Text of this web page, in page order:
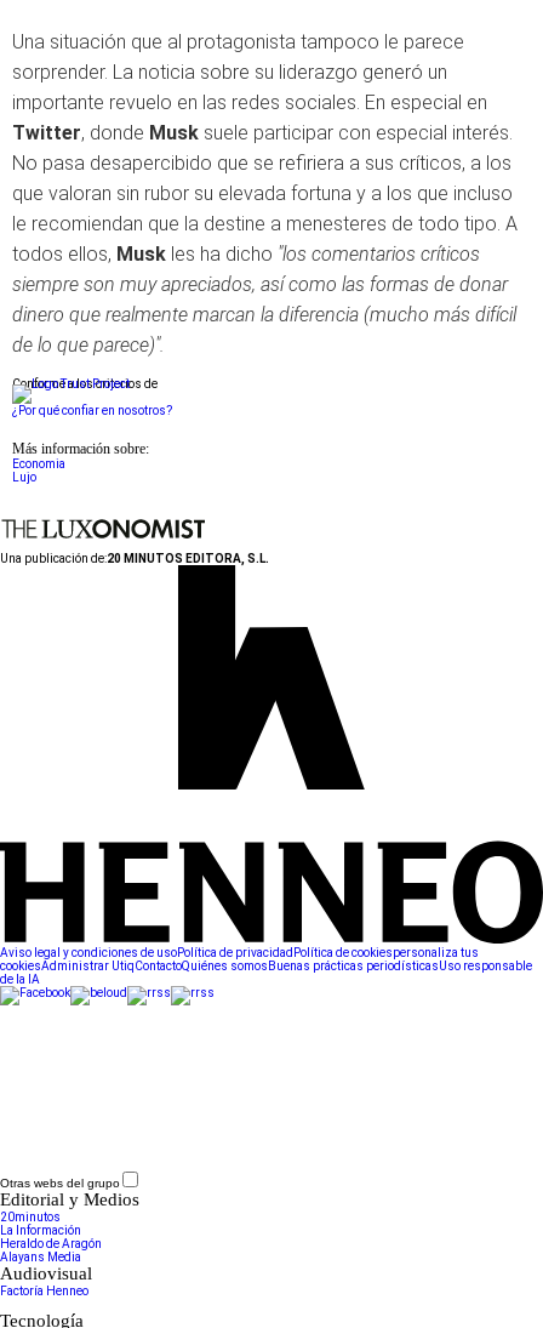
Una situación que al protagonista tampoco le parece
sorprender. La noticia sobre su liderazgo generó un
importante revuelo en las redes sociales. En especial en
Twitter, donde Musk suele participar con especial interés.
No pasa desapercibido que se refiriera a sus críticos, a los
que valoran sin rubor su elevada fortuna y a los que incluso
le recomiendan que la destine a menesteres de todo tipo. A
todos ellos, Musk les ha dicho "los comentarios críticos
siempre son muy apreciados, así como las formas de donar
dinero que realmente marcan la diferencia (mucho más difícil
de lo que parece)".
Conforme a los criterios de
¿Por qué confiar en nosotros?
Más información sobre:
Economia
Lujo
Una publicación de:20 MINUTOS EDITORA, S.L.
Aviso legal y condiciones de usoPolítica de privacidad Política de cookiespersonaliza tus
cookiesAdministrar UtiqContactoQuiénes somos Buenas prácticas periodísticasUso responsable
de la IA
Otras webs del grupo
Editorial y Medios
20minutos
La Información
Heraldo de Aragón
Alayans Media
Audiovisual
Factoría Henneo
Tecnología